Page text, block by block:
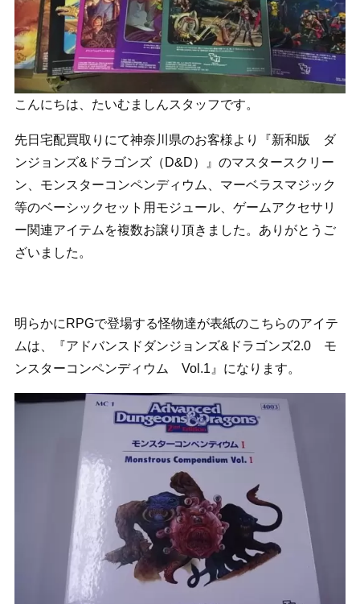
こんにちは、たいむましんスタッフです。
先日宅配買取りにて神奈川県のお客様より『新和版 ダ
ンジョンズ&ドラゴンズ（D&D）』のマスタースクリー
ン、モンスターコンペンディウム、マーベラスマジック
等のベーシックセット用モジュール、ゲームアクセサリ
ー関連アイテムを複数お譲り頂きました。ありがとうご
ざいました。
明らかにRPGで登場する怪物達が表紙のこちらのアイテ
ムは、『アドバンスドダンジョンズ&ドラゴンズ2.0 モ
ンスターコンペンディウム Vol.1』になります。